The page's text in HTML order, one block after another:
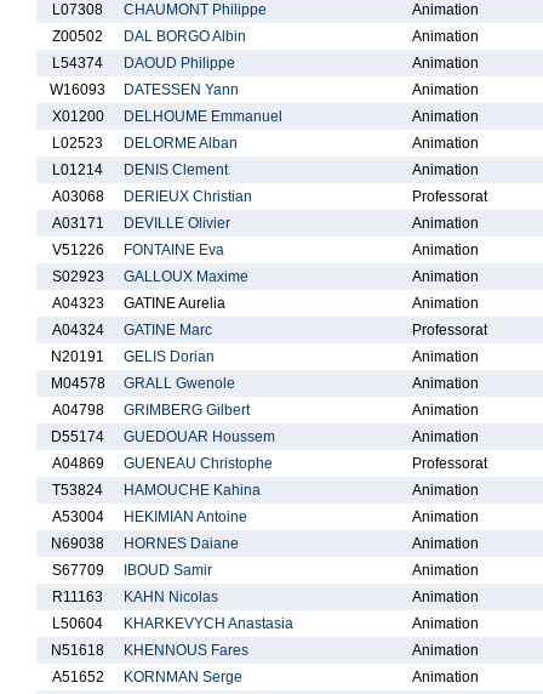
L07308
CHAUMONT Philippe
Animation
Z00502
DAL BORGO Albin
Animation
L54374
DAOUD Philippe
Animation
W16093
DATESSEN Yann
Animation
X01200
DELHOUME Emmanuel
Animation
L02523
DELORME Alban
Animation
L01214
DENIS Clement
Animation
A03068
DERIEUX Christian
Professorat
A03171
DEVILLE Olivier
Animation
V51226
FONTAINE Eva
Animation
S02923
GALLOUX Maxime
Animation
A04323
GATINE Aurelia
Animation
A04324
GATINE Marc
Professorat
N20191
GELIS Dorian
Animation
M04578
GRALL Gwenole
Animation
A04798
GRIMBERG Gilbert
Animation
D55174
GUEDOUAR Houssem
Animation
A04869
GUENEAU Christophe
Professorat
T53824
HAMOUCHE Kahina
Animation
A53004
HEKIMIAN Antoine
Animation
N69038
HORNES Daiane
Animation
S67709
IBOUD Samir
Animation
R11163
KAHN Nicolas
Animation
L50604
KHARKEVYCH Anastasia
Animation
N51618
KHENNOUS Fares
Animation
A51652
KORNMAN Serge
Animation